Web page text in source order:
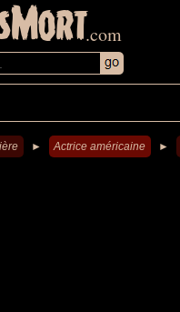
.com
► Actrice américaine ►